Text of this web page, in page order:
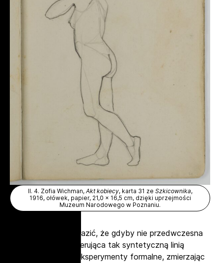
Il. 4. Zofia Wichman, Akt kobiecy, karta 31 ze Szkicownika,
1916, ołówek, papier, 21,0 x 16,5 cm, dzięki uprzejmości
Muzeum Narodowego w Poznaniu.
Łatwo sobie wyobrazić, że gdyby nie przedwczesna
śmierć, artystka operująca tak syntetyczną linią
szybko podjęłaby eksperymenty formalne, zmierzając